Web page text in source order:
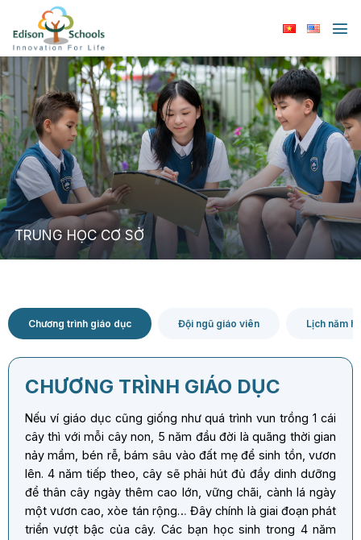
nội
dung
TRUNG HỌC CƠ SỞ
Chương trình giáo dục Đội ngũ giáo viên Lịch năm
CHƯƠNG TRÌNH GIÁO DỤC
Nếu ví giáo dục cũng giống như quá trình vun trồng 1 cái
cây thì với mỗi cây non, 5 năm đầu đời là quãng thời gian
nảy mầm, bén rễ, bám sâu vào đất mẹ để sinh tồn, vươn
lên. 4 năm tiếp theo, cây sẽ phải hút đủ đầy dinh dưỡng
để thân cây ngày thêm cao lớn, vững chãi, cành lá ngày
một vươn cao, xòe tán rộng… Đây chính là giai đoạn phát
triển vượt bậc của cây. Các bạn học sinh trong 4 năm